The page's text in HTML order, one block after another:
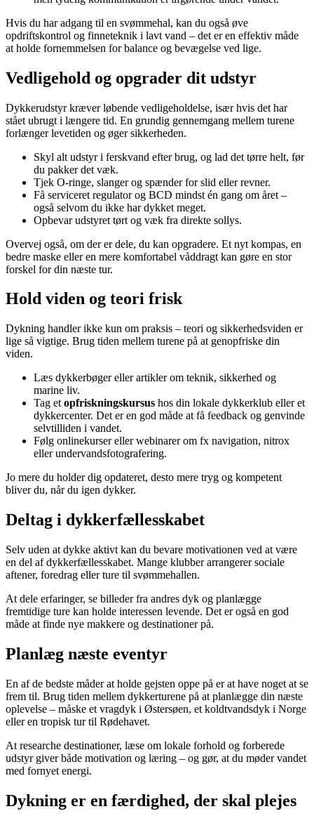
Hvis du har adgang til en svømmehal, kan du også øve
opdriftskontrol og finneteknik i lavt vand – det er en effektiv måde
at holde fornemmelsen for balance og bevægelse ved lige.
Vedligehold og opgrader dit udstyr
Dykkerudstyr kræver løbende vedligeholdelse, især hvis det har
stået ubrugt i længere tid. En grundig gennemgang mellem turene
forlænger levetiden og øger sikkerheden.
Skyl alt udstyr i ferskvand efter brug, og lad det tørre helt, før
du pakker det væk.
Tjek O-ringe, slanger og spænder for slid eller revner.
Få serviceret regulator og BCD mindst én gang om året –
også selvom du ikke har dykket meget.
Opbevar udstyret tørt og væk fra direkte sollys.
Overvej også, om der er dele, du kan opgradere. Et nyt kompas, en
bedre maske eller en mere komfortabel våddragt kan gøre en stor
forskel for din næste tur.
Hold viden og teori frisk
Dykning handler ikke kun om praksis – teori og sikkerhedsviden er
lige så vigtige. Brug tiden mellem turene på at genopfriske din
viden.
Læs dykkerbøger eller artikler om teknik, sikkerhed og
marine liv.
Tag et opfriskningskursus hos din lokale dykkerklub eller et
dykkercenter. Det er en god måde at få feedback og genvinde
selvtilliden i vandet.
Følg onlinekurser eller webinarer om fx navigation, nitrox
eller undervandsfotografering.
Jo mere du holder dig opdateret, desto mere tryg og kompetent
bliver du, når du igen dykker.
Deltag i dykkerfællesskabet
Selv uden at dykke aktivt kan du bevare motivationen ved at være
en del af dykkerfællesskabet. Mange klubber arrangerer sociale
aftener, foredrag eller ture til svømmehallen.
At dele erfaringer, se billeder fra andres dyk og planlægge
fremtidige ture kan holde interessen levende. Det er også en god
måde at finde nye makkere og destinationer på.
Planlæg næste eventyr
En af de bedste måder at holde gejsten oppe på er at have noget at se
frem til. Brug tiden mellem dykkerturene på at planlægge din næste
oplevelse – måske et vragdyk i Østersøen, et koldtvandsdyk i Norge
eller en tropisk tur til Rødehavet.
At researche destinationer, læse om lokale forhold og forberede
udstyr giver både motivation og læring – og gør, at du møder vandet
med fornyet energi.
Dykning er en færdighed, der skal plejes